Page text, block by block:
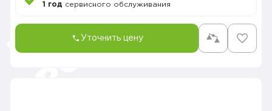
1 год сервисного обслуживания
Уточнить цену